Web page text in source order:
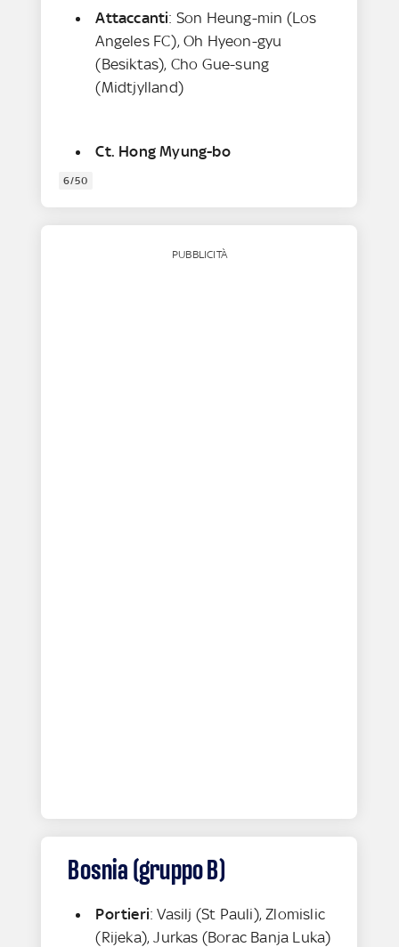
Attaccanti: Son Heung-min (Los
Angeles FC), Oh Hyeon-gyu
(Besiktas), Cho Gue-sung
(Midtjylland)
Ct. Hong Myung-bo
6/50
PUBBLICITÀ
Bosnia (gruppo B)
Portieri: Vasilj (St Pauli), Zlomislic
(Rijeka), Jurkas (Borac Banja Luka)